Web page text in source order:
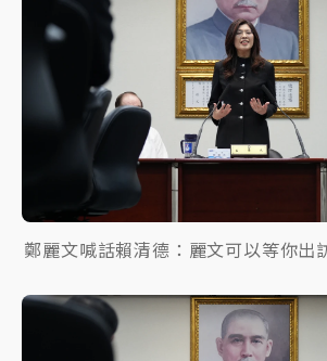
鄭麗文喊話賴清德：麗文可以等你出